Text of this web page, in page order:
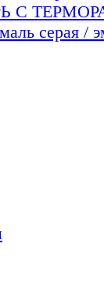
С
серая /